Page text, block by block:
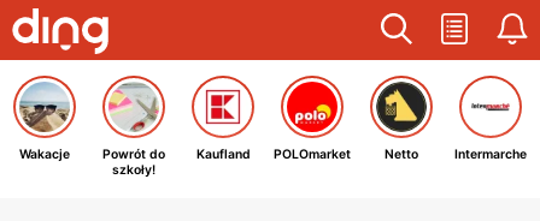
Wakacje
Powrót do
szkoły!
Kaufland POLOmarket Netto Intermarche